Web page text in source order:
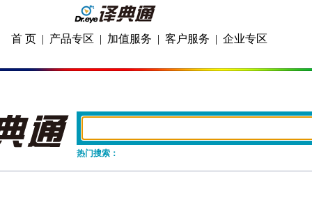
首 页 | 产品专区 | 加值服务 | 客户服务 | 企业专区
热门搜索：